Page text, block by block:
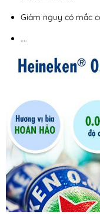
Giảm nguy có mắc
….